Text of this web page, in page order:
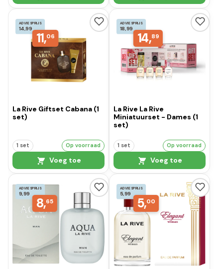
ADVIESPRIJS
14,99
11,06
La Rive Giftset Cabana (1
set)
1 set Op voorraad
Voeg toe
ADVIESPRIJS
18,99
14,89
La Rive La Rive
Miniatuurset - Dames (1
set)
1 set Op voorraad
Voeg toe
ADVIESPRIJS
9,99
8,65
ADVIESPRIJS
5,99
5,00